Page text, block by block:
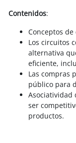
Contenidos:
Conceptos
Los circuitos
alternativa
eficiente,
Las compras
público para
Asociatividad
ser
productos.